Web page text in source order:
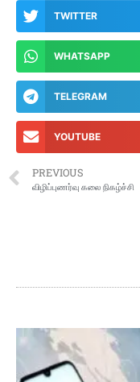
TWITTER
WHATSAPP
TELEGRAM
YOUTUBE
PREVIOUS
விழிப்புணர்வு கலை நிகழ்ச்சி